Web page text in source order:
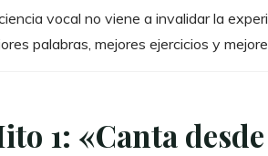
vocal no viene a invalidar la
palabras, mejores ejercicios y
1: «Canta